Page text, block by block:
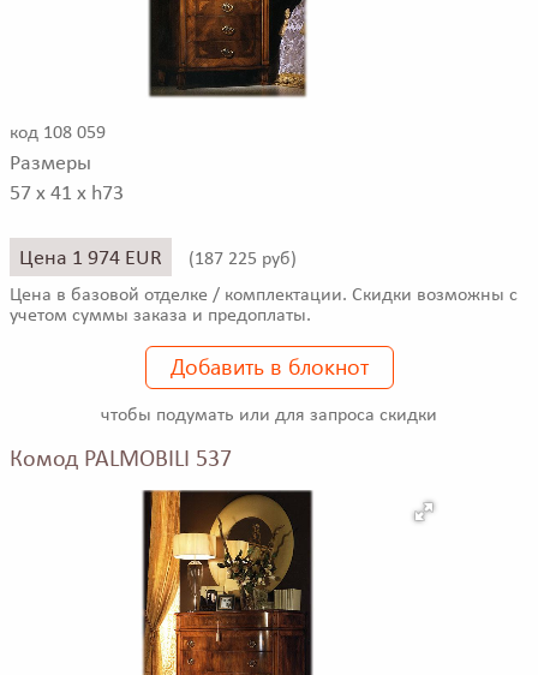
код 108 059
Размеры
57 x 41 x h73
Цена 1 974 EUR (187 225 руб)
Цена в базовой отделке / комплектации. Скидки возможны с
учетом суммы заказа и предоплаты.
Добавить в блокнот
чтобы подумать или для запроса скидки
Комод PALMOBILI 537